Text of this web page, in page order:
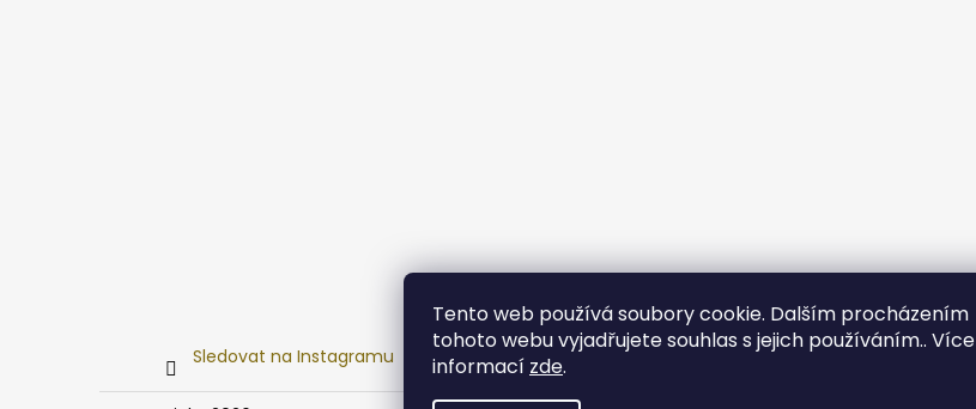
Tento web používá soubory cookie. Dalším procházením
tohoto webu vyjadřujete souhlas s jejich používáním.. Více
informací zde.
Sledovat na Instagramu